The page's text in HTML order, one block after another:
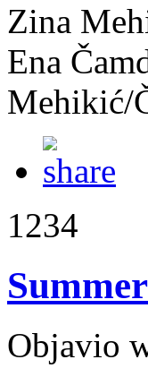
Zina
Ena
Mehikić/
1234
Objavio